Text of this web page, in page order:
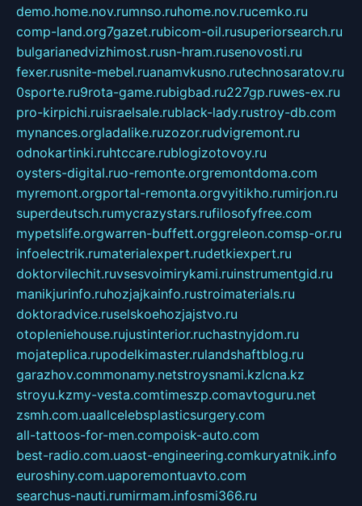
demo.home.nov.rumnso.ruhome.nov.rucemko.ru
comp-land.org7gazet.rubicom-oil.rusuperiorsearch.ru
bulgarianedvizhimost.rusn-hram.rusenovosti.ru
fexer.rusnite-mebel.ruanamvkusno.rutechnosaratov.ru
0sporte.ru9rota-game.rubigbad.ru227gp.ruwes-ex.ru
pro-kirpichi.ruisraelsale.rublack-lady.rustroy-db.com
mynances.orgladalike.ruzozor.rudvigremont.ru
odnokartinki.ruhtccare.rublogizotovoy.ru
oysters-digital.ruo-remonte.orgremontdoma.com
myremont.orgportal-remonta.orgvyitikho.rumirjon.ru
superdeutsch.rumycrazystars.rufilosofyfree.com
mypetslife.orgwarren-buffett.orggreleon.comsp-or.ru
infoelectrik.rumaterialexpert.rudetkiexpert.ru
doktorvilechit.ruvsesvoimirykami.ruinstrumentgid.ru
manikjurinfo.ruhozjajkainfo.rustroimaterials.ru
doktoradvice.ruselskoehozjajstvo.ru
otopleniehouse.rujustinterior.ruchastnyjdom.ru
mojateplica.rupodelkimaster.rulandshaftblog.ru
garazhov.commonamy.netstroysnami.kzlcna.kz
stroyu.kzmy-vesta.comtimeszp.comavtoguru.net
zsmh.com.uaallcelebsplasticsurgery.com
all-tattoos-for-men.compoisk-auto.com
best-radio.com.uaost-engineering.comkuryatnik.info
euroshiny.com.uaporemontuavto.com
searchus-nauti.rumirmam.infosmi366.ru